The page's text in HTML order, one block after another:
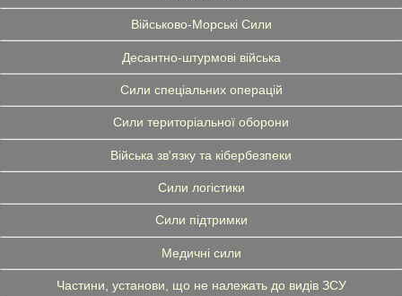
Військово-Морські Сили
Десантно-штурмові війська
Сили спеціальних операцій
Сили територіальної оборони
Війська зв'язку та кібербезпеки
Сили логістики
Сили підтримки
Медичні сили
Частини, установи, що не належать до видів ЗСУ